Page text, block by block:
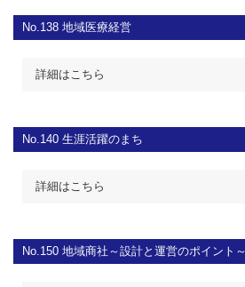
No.138 地域医療経営
詳細はこちら
No.140 生涯活躍のまち
詳細はこちら
No.150 地域商社～設計と運営のポイント～